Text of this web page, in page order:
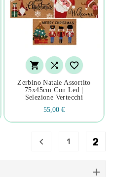
  
Zerbino Natale Assortito
75x45cm Con Led |
Selezione Vertecchi
55,00 €
 1 2